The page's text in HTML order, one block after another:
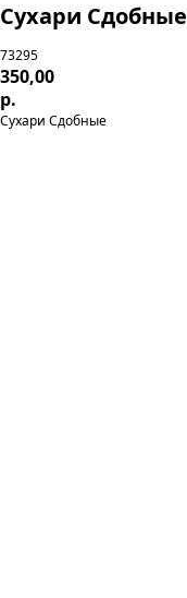
Сухари Сдобные
73295
350,00
р.
Сухари Сдобные